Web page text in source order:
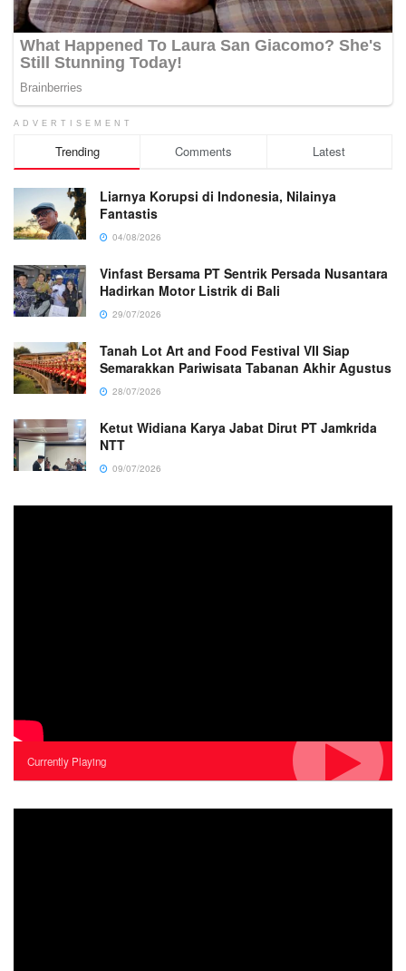
ADVERTISEMENT
Trending Comments Latest
Liarnya Korupsi di Indonesia, Nilainya
Fantastis
04/08/2026
Vinfast Bersama PT Sentrik Persada Nusantara
Hadirkan Motor Listrik di Bali
29/07/2026
Tanah Lot Art and Food Festival VII Siap
Semarakkan Pariwisata Tabanan Akhir Agustus
28/07/2026
Ketut Widiana Karya Jabat Dirut PT Jamkrida
NTT
09/07/2026
Currently Playing